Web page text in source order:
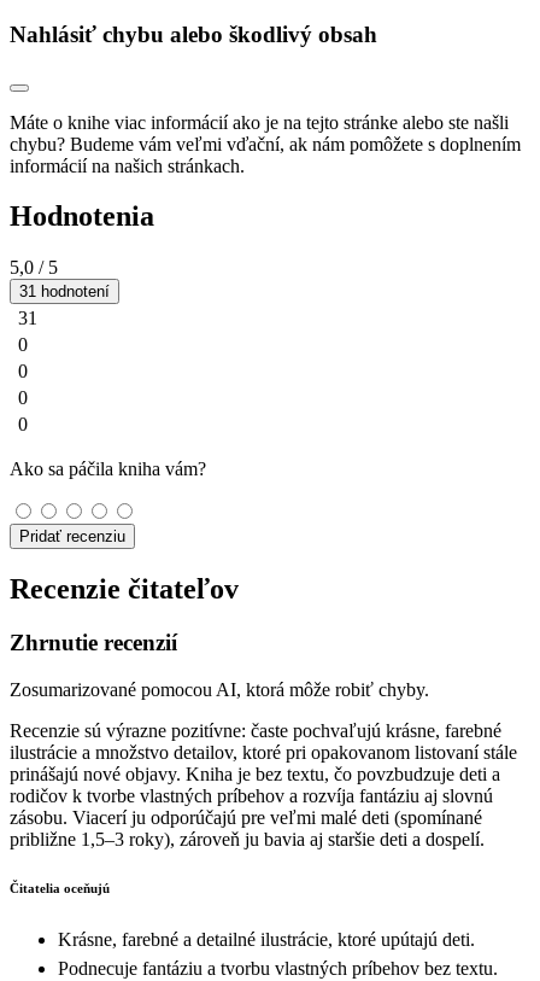
Nahlásiť chybu alebo škodlivý obsah
Máte o knihe viac informácií ako je na tejto stránke alebo ste našli
chybu? Budeme vám veľmi vďační, ak nám pomôžete s doplnením
informácií na našich stránkach.
Hodnotenia
5,0 / 5
31 hodnotení
31
0
0
0
0
Ako sa páčila kniha vám?
Pridať recenziu
Recenzie čitateľov
Zhrnutie recenzií
Zosumarizované pomocou AI, ktorá môže robiť chyby.
Recenzie sú výrazne pozitívne: časte pochvaľujú krásne, farebné
ilustrácie a množstvo detailov, ktoré pri opakovanom listovaní stále
prinášajú nové objavy. Kniha je bez textu, čo povzbudzuje deti a
rodičov k tvorbe vlastných príbehov a rozvíja fantáziu aj slovnú
zásobu. Viacerí ju odporúčajú pre veľmi malé deti (spomínané
približne 1,5–3 roky), zároveň ju bavia aj staršie deti a dospelí.
Čitatelia oceňujú
Krásne, farebné a detailné ilustrácie, ktoré upútajú deti.
Podnecuje fantáziu a tvorbu vlastných príbehov bez textu.